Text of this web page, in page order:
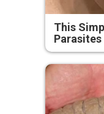
This
Parasites